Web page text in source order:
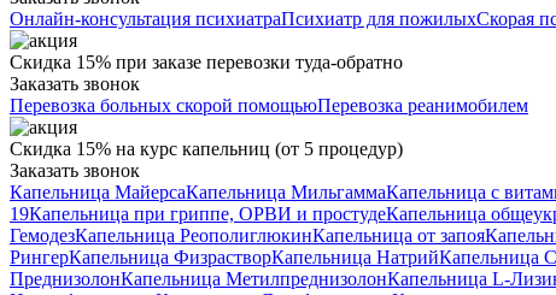
Онлайн-консультация психиатраПсихиатр для пожилыхСкорая
Скидка 15% при заказе перевозки туда-обратно
Заказать звонок
Перевозка больных скорой помощьюПеревозка реанимобилем
Скидка 15% на курс капельниц (от 5 процедур)
Заказать звонок
Капельница МайерсаКапельница МильгаммаКапельница с
19Капельница при гриппе, ОРВИ и простудеКапельница
ГемодезКапельница РеополиглюкинКапельница от запоя
РингерКапельница ФизрастворКапельница НатрийКапельница
ПреднизолонКапельница МетилпреднизолонКапельница L-